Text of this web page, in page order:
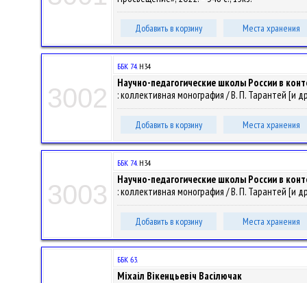
Добавить в корзину Места хранения
3002
ББК 74.Н34
Научно-педагогические школы России в
: коллективная монография / В. П. Тарантей [и
Добавить в корзину Места хранения
3003
ББК 74.Н34
Научно-педагогические школы России в
: коллективная монография / В. П. Тарантей [и
Добавить в корзину Места хранения
ББК 63.
Міхаіл Вікенцьевіч Васілючак